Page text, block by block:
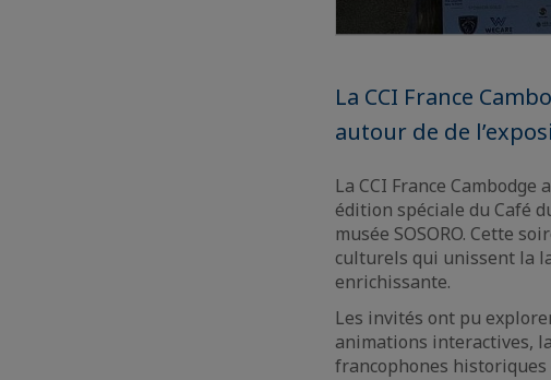
La CCI France
autour de de
La CCI France
édition spéciale du Café
musée SOSORO. Cette
culturels qui unissent la
enrichissante.
Les invités ont pu
animations interactives,
francophones